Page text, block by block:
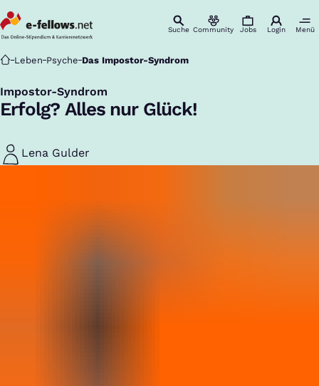
Suche Community Jobs Login Menü
Startseite
Leben Psyche Das Impostor-Syndrom
Impostor-Syndrom
:
Erfolg? Alles nur Glück!
Lena Gulder